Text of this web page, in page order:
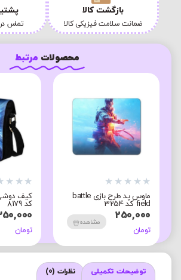
بازگشت کالا
ضمانت سلامت فیزیکی کالا تماس در
محصولات مرتبط
★
★
★
★
★
ماوس پد طرح بازی battle
field کد 3254
250,000
تومان
مشاهده
★
★
★
کیف
کد 8179
تومان
توضیحات تکمیلی نظرات (0)